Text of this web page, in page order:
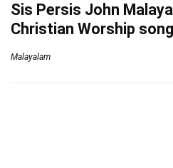
Sis Persis John
Christian Worship
Malayalam